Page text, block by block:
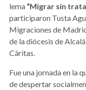
lema “Migrar sin
participaron Tusta
Migraciones de
de la diócesis de
Cáritas.
Fue una jornada en la
de despertar